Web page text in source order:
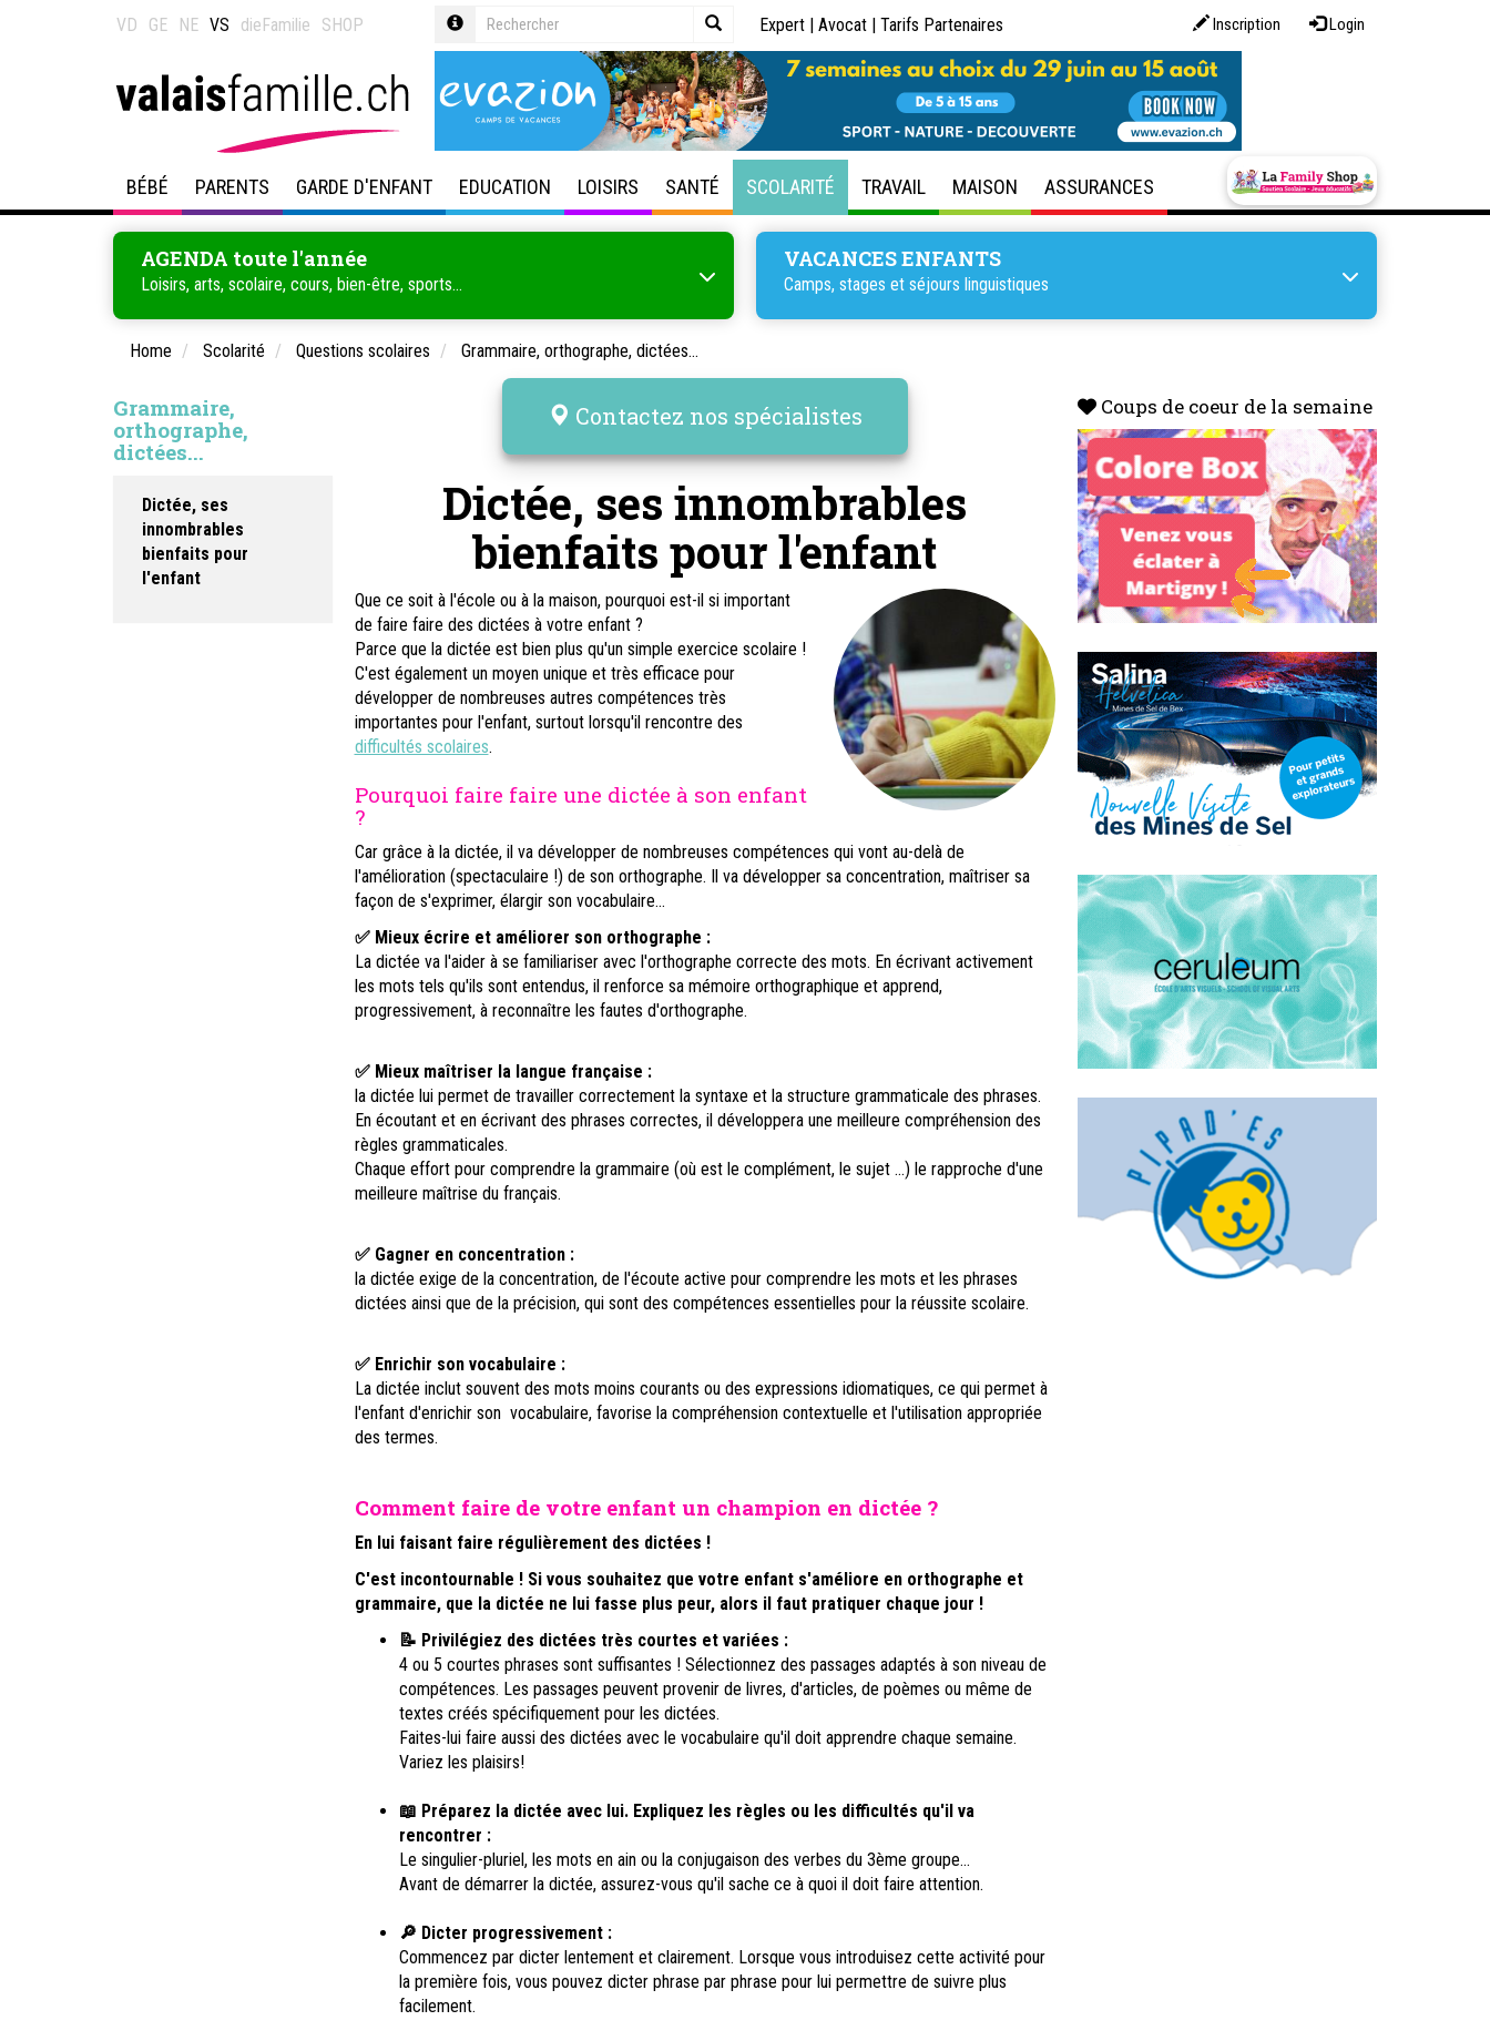
VD GE NE VS dieFamilie SHOP Inscription Login
Expert | Avocat | Tarifs Partenaires
BÉBÉ PARENTS GARDE D'ENFANT EDUCATION LOISIRS SANTÉ SCOLARITÉ TRAVAIL MAISON ASSURANCES
AGENDA toute l'année
Loisirs, arts, scolaire, cours, bien-être, sports...
VACANCES ENFANTS
Camps, stages et séjours linguistiques
Home Scolarité Questions scolaires Grammaire, orthographe, dictées...
Grammaire,
orthographe,
dictées...
Dictée, ses
innombrables
bienfaits pour
l'enfant
Contactez nos spécialistes
Dictée, ses innombrables
bienfaits pour l'enfant
Que ce soit à l'école ou à la maison, pourquoi est-il si important
de faire faire des dictées à votre enfant ?
Parce que la dictée est bien plus qu'un simple exercice scolaire !
C'est également un moyen unique et très efficace pour
développer de nombreuses autres compétences très
importantes pour l'enfant, surtout lorsqu'il rencontre des
difficultés scolaires.
Pourquoi faire faire une dictée à son enfant
?
Car grâce à la dictée, il va développer de nombreuses compétences qui vont au-delà de
l'amélioration (spectaculaire !) de son orthographe. Il va développer sa concentration, maîtriser sa
façon de s'exprimer, élargir son vocabulaire...
✅ Mieux écrire et améliorer son orthographe :
La dictée va l'aider à se familiariser avec l'orthographe correcte des mots. En écrivant activement
les mots tels qu'ils sont entendus, il renforce sa mémoire orthographique et apprend,
progressivement, à reconnaître les fautes d'orthographe.
✅ Mieux maîtriser la langue française :
la dictée lui permet de travailler correctement la syntaxe et la structure grammaticale des phrases.
En écoutant et en écrivant des phrases correctes, il développera une meilleure compréhension des
règles grammaticales.
Chaque effort pour comprendre la grammaire (où est le complément, le sujet ...) le rapproche d'une
meilleure maîtrise du français.
✅ Gagner en concentration :
la dictée exige de la concentration, de l'écoute active pour comprendre les mots et les phrases
dictées ainsi que de la précision, qui sont des compétences essentielles pour la réussite scolaire.
✅ Enrichir son vocabulaire :
La dictée inclut souvent des mots moins courants ou des expressions idiomatiques, ce qui permet à
l'enfant d'enrichir son vocabulaire, favorise la compréhension contextuelle et l'utilisation appropriée
des termes.
Comment faire de votre enfant un champion en dictée ?
En lui faisant faire régulièrement des dictées !
C'est incontournable ! Si vous souhaitez que votre enfant s'améliore en orthographe et
grammaire, que la dictée ne lui fasse plus peur, alors il faut pratiquer chaque jour !
📝 Privilégiez des dictées très courtes et variées :
4 ou 5 courtes phrases sont suffisantes ! Sélectionnez des passages adaptés à son niveau de
compétences. Les passages peuvent provenir de livres, d'articles, de poèmes ou même de
textes créés spécifiquement pour les dictées.
Faites-lui faire aussi des dictées avec le vocabulaire qu'il doit apprendre chaque semaine.
Variez les plaisirs!
📖 Préparez la dictée avec lui. Expliquez les règles ou les difficultés qu'il va
rencontrer :
Le singulier-pluriel, les mots en ain ou la conjugaison des verbes du 3ème groupe...
Avant de démarrer la dictée, assurez-vous qu'il sache ce à quoi il doit faire attention.
🔎 Dicter progressivement :
Commencez par dicter lentement et clairement. Lorsque vous introduisez cette activité pour
la première fois, vous pouvez dicter phrase par phrase pour lui permettre de suivre plus
facilement.
Coups de coeur de la semaine